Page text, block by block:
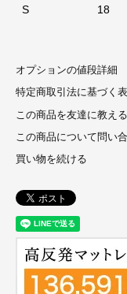
S 18
オプションの値段詳細
特定商取引法に基づく
この商品を友達に教える
この商品について問い
買い物を続ける